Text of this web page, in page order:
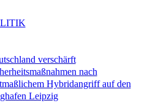
verschärft
nach
Hybridangriff auf den
Leipzig